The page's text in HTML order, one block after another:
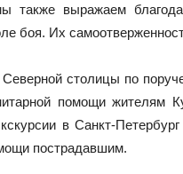
также выражаем
боя. Их
Северной столицы по
помощи
в Санкт-
пострадавшим.